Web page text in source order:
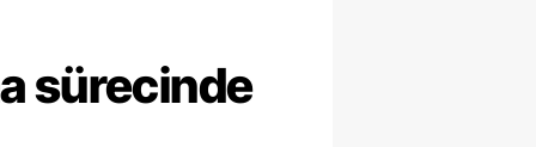
sürecinde